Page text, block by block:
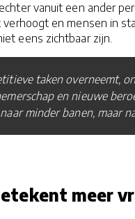
vanuit een ander
en mensen in
eens zichtbaar zijn.
taken overneemt,
en nieuwe
minder banen, maar
meer